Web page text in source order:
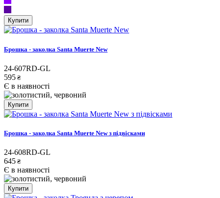
Купити
Брошка - заколка Santa Muerte New
24-607RD-GL
595 ₴
Є в наявності
Купити
Брошка - заколка Santa Muerte New з підвісками
24-608RD-GL
645 ₴
Є в наявності
Купити